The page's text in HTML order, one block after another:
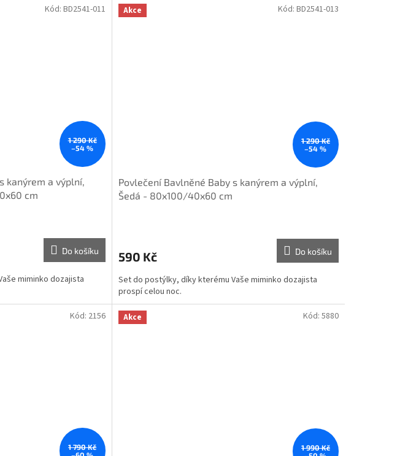
1 290 Kč
–54 %
kanýrem a výplní,
cm
Do košíku
miminko dozajista
Kód: BD2541-011 Akce
1 290 Kč
–54 %
Povlečení Bavlněné Baby s kanýrem a výplní,
Šedá - 80x100/40x60 cm
590 Kč Do košíku
Set do postýlky, díky kterému Vaše miminko dozajista
prospí celou noc.
Kód: BD2541-013
1 790 Kč
Kód: 2156 Akce
1 990 Kč
Kód: 5880